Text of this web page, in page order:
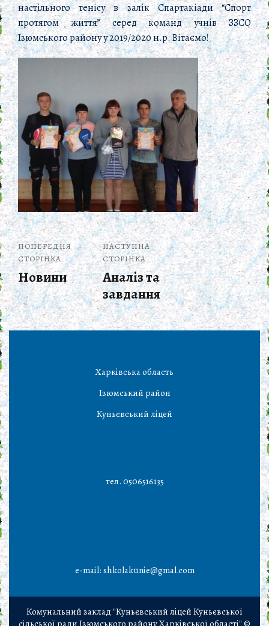
настільного тенісу в залік Спартакіади “Спорт
протягом життя” серед команд учнів ЗЗСО
Ізюмського району у 2019/2020 н.р. Вітаємо!
ПОПЕРЕДНЯ
СТОРІНКА
Новини
НАСТУПНА
СТОРІНКА
Аналіз та
завдання
Харківська область
Ізюмський район
Куньєвський ліцей
тел. 0506516135
e-mail: shkolakunie@gmal.com
Комунальний заклад "Куньєвський ліцей Куньєвської